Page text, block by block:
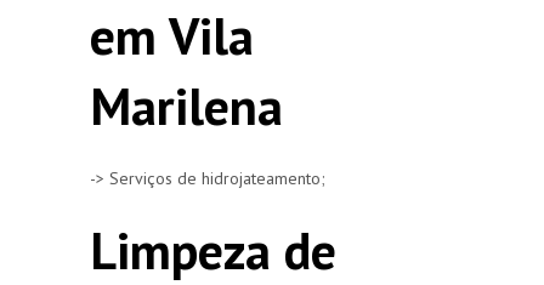
em Vila
Marilena
-> Serviços de hidrojateamento;
Limpeza de